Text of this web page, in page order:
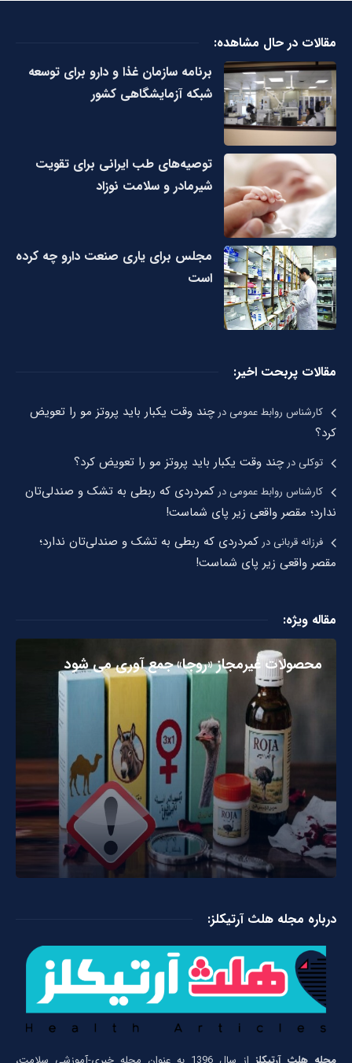
مقالات در حال مشاهده:
برنامه سازمان غذا و دارو برای توسعه
شبکه آزمایشگاهی کشور
توصیه‌های طب ایرانی برای تقویت
شیرمادر و سلامت نوزاد
مجلس برای یاری صنعت دارو چه کرده
است
مقالات پربحت اخیر:
کارشناس روابط عمومیدرچند وقت یکبار باید پروتز مو را تعویض
کرد؟
توکلیدرچند وقت یکبار باید پروتز مو را تعویض کرد؟
کارشناس روابط عمومیدرکمردردی که ربطی به تشک و صندلی‌تان
ندارد؛ مقصر واقعی زیر پای شماست!
فرزانه قربانیدرکمردردی که ربطی به تشک و صندلی‌تان ندارد؛
مقصر واقعی زیر پای شماست!
مقاله ویژه:
محصولات غیرمجاز «روجا» جمع آوری می شود
درباره مجله هلث آرتیکلز: